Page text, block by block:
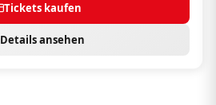
Tickets kaufen
Details ansehen